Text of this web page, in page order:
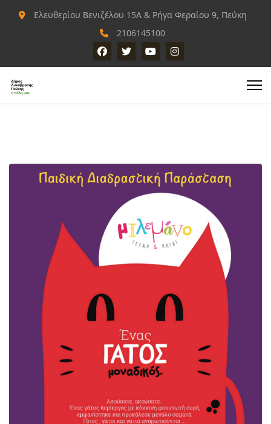
Ελευθερίου Βενιζέλου 15Α & Ρήγα Φεραίου 9, Πεύκη
2106145100